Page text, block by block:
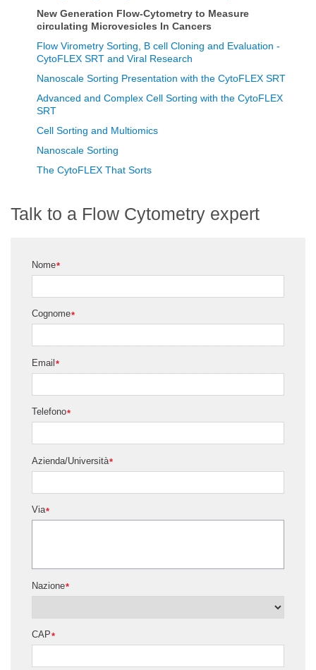
New Generation Flow-Cytometry to Measure
circulating Microvesicles In Cancers
Flow Virometry Sorting, B cell Cloning and Evaluation -
CytoFLEX SRT and Viral Research
Nanoscale Sorting Presentation with the CytoFLEX SRT
Advanced and Complex Cell Sorting with the CytoFLEX
SRT
Cell Sorting and Multiomics
Nanoscale Sorting
The CytoFLEX That Sorts
Talk to a Flow Cytometry expert
*
Nome
*
Cognome
*
Email
*
Telefono
*
Azienda/Università
*
Via
*
Nazione
*
CAP